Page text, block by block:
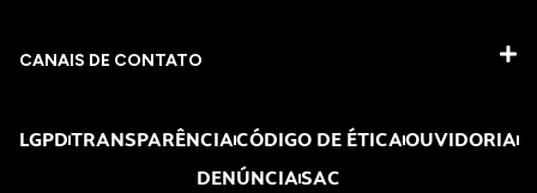
CANAIS DE CONTATO
LGPDTRANSPARÊNCIACÓDIGO DE ÉTICAOUVIDORIA
DENÚNCIASAC